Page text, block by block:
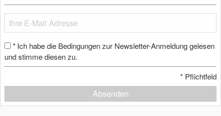
* Ich habe die Bedingungen zur Newsletter-Anmeldung gelesen
und stimme diesen zu.
* Pflichtfeld
Absenden